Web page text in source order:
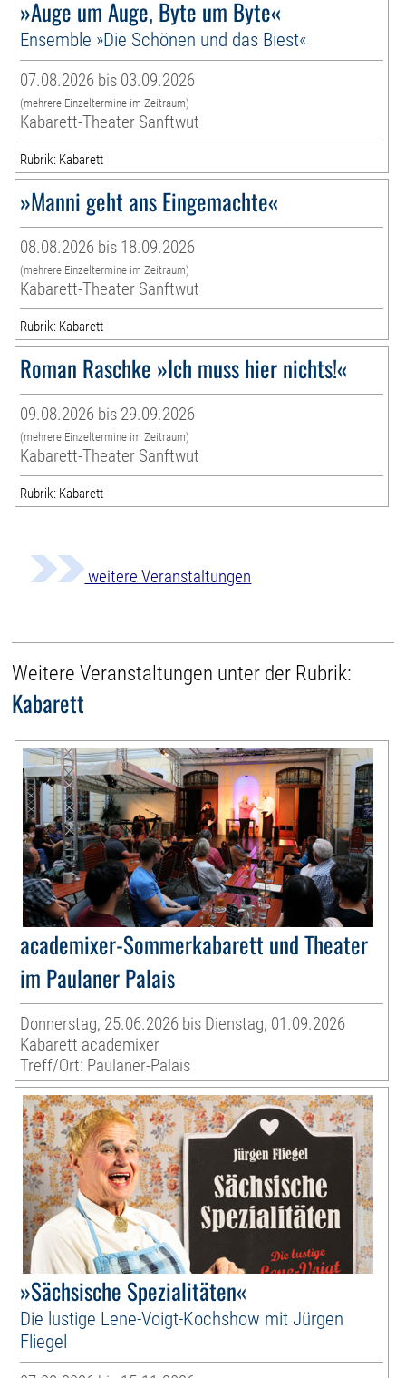
»Auge um Auge, Byte um Byte«
Ensemble »Die Schönen und das Biest«
07.08.2026 bis 03.09.2026
(mehrere Einzeltermine im Zeitraum)
Kabarett-Theater Sanftwut
Rubrik: Kabarett
»Manni geht ans Eingemachte«
08.08.2026 bis 18.09.2026
(mehrere Einzeltermine im Zeitraum)
Kabarett-Theater Sanftwut
Rubrik: Kabarett
Roman Raschke »Ich muss hier nichts!«
09.08.2026 bis 29.09.2026
(mehrere Einzeltermine im Zeitraum)
Kabarett-Theater Sanftwut
Rubrik: Kabarett
weitere Veranstaltungen
Weitere Veranstaltungen unter der Rubrik:
Kabarett
academixer-Sommerkabarett und Theater
im Paulaner Palais
Donnerstag, 25.06.2026 bis Dienstag, 01.09.2026
Kabarett academixer
Treff/Ort: Paulaner-Palais
»Sächsische Spezialitäten«
Die lustige Lene-Voigt-Kochshow mit Jürgen
Fliegel